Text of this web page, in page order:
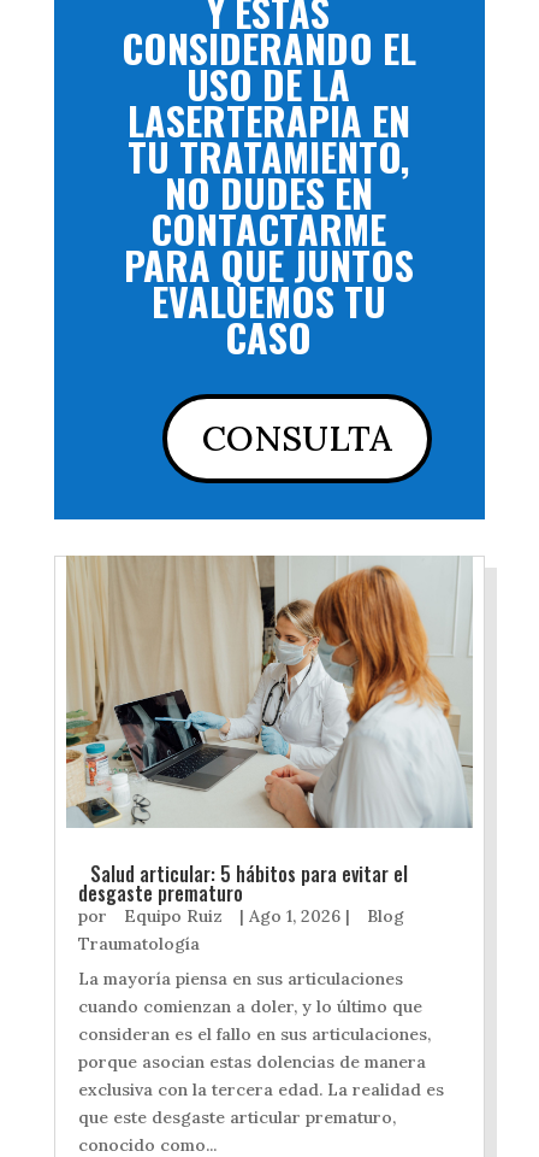
CONSIDERANDO EL
USO DE LA
LASERTERAPIA EN
TU TRATAMIENTO,
NO DUDES EN
CONTACTARME
PARA QUE JUNTOS
EVALUEMOS TU
CASO
CONSULTA
Salud articular: 5 hábitos para evitar el
desgaste prematuro
por Equipo Ruiz | Ago 1, 2026|
Blog
Traumatología
La mayoría piensa en sus articulaciones
cuando comienzan a doler, y lo último que
consideran es el fallo en sus articulaciones,
porque asocian estas dolencias de manera
exclusiva con la tercera edad. La realidad es
que este desgaste articular prematuro,
conocido como...